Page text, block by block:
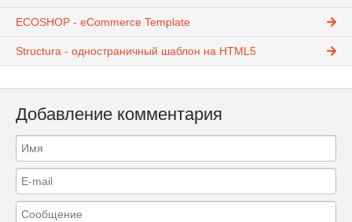
ECOSHOP - eCommerce Template
Structura - одностраничный шаблон на HTML5
Добавление комментария